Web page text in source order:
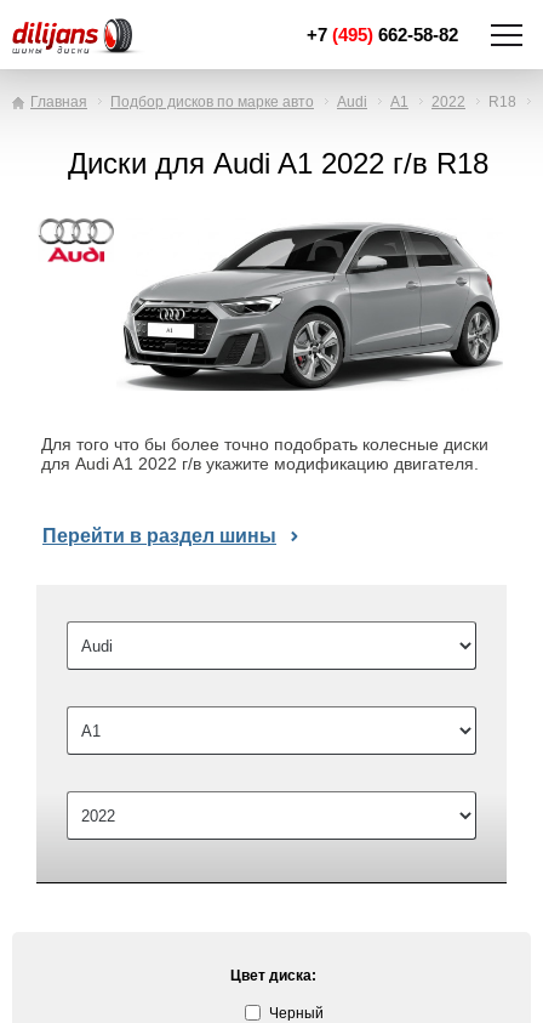
+7 (495) 662-58-82
Главная Подбор дисков по марке авто Audi A1 2022 R18
Диски для Audi A1 2022 г/в R18
Для того что бы более точно подобрать колесные диски
для Audi A1 2022 г/в укажите модификацию двигателя.
Перейти в раздел шины
Цвет диска:
Черный